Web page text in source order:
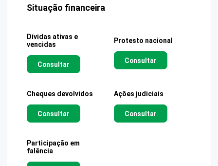
Situação financeira
Dívidas ativas e
vencidas
Consultar
Protesto nacional
Consultar
Cheques devolvidos
Consultar
Ações judiciais
Consultar
Participação em
falência